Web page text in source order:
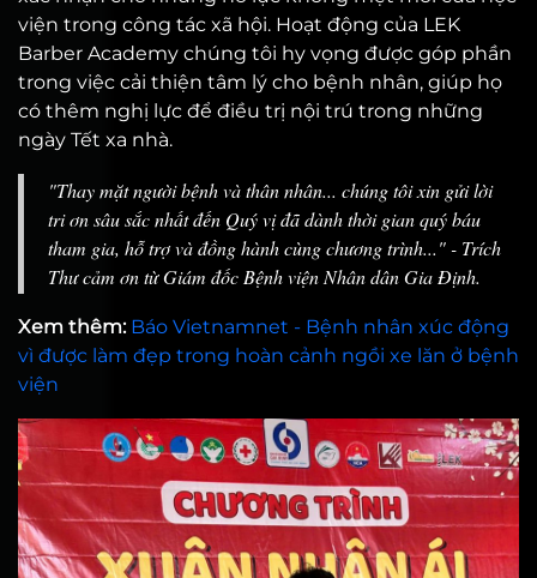
viện trong công tác xã hội. Hoạt động của LEK
Barber Academy chúng tôi hy vọng được góp phần
trong việc cải thiện tâm lý cho bệnh nhân, giúp họ
có thêm nghị lực để điều trị nội trú trong những
ngày Tết xa nhà.
"Thay mặt người bệnh và thân nhân... chúng tôi xin gửi lời
tri ơn sâu sắc nhất đến Quý vị đã dành thời gian quý báu
tham gia, hỗ trợ và đồng hành cùng chương trình..."- Trích
Thư cảm ơn từ Giám đốc Bệnh viện Nhân dân Gia Định.
Xem thêm: Báo Vietnamnet - Bệnh nhân xúc động
vì được làm đẹp trong hoàn cảnh ngồi xe lăn ở bệnh
viện